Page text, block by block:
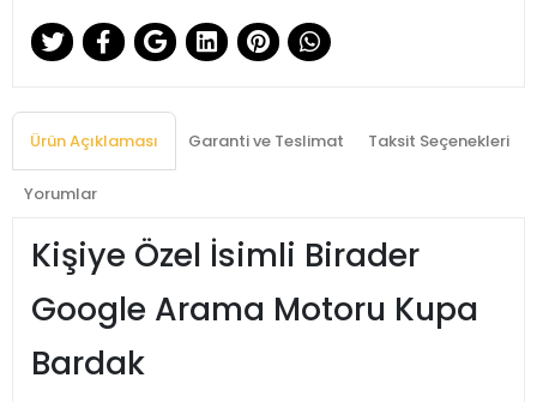
Ürün Açıklaması Garanti ve Teslimat Taksit Seçenekleri
Yorumlar
Kişiye Özel İsimli Birader
Google Arama Motoru Kupa
Bardak